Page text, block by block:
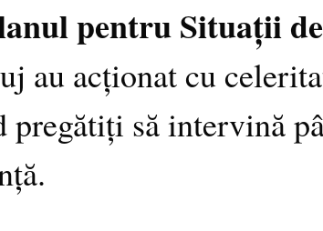
pentru Situații
au acționat cu
să intervină